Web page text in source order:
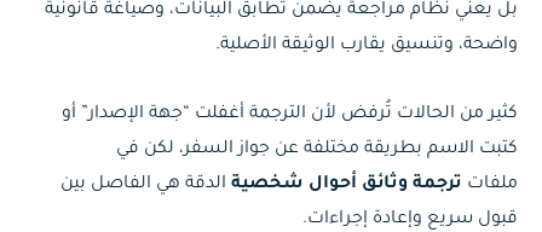
بل يعني نظام مراجعة يضمن تطابق البيانات، وصياغة قانونية
واضحة، وتنسيق يقارب الوثيقة الأصلية.
كثير من الحالات تُرفض لأن الترجمة أغفلت “جهة الإصدار” أو
كتبت الاسم بطريقة مختلفة عن جواز السفر، لكن في
ملفات ترجمة وثائق أحوال شخصية الدقة هي الفاصل بين
قبول سريع وإعادة إجراءات.